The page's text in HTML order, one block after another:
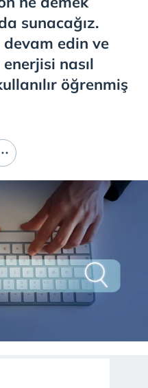
sunacağız.
edin ve
nasıl
öğrenmiş